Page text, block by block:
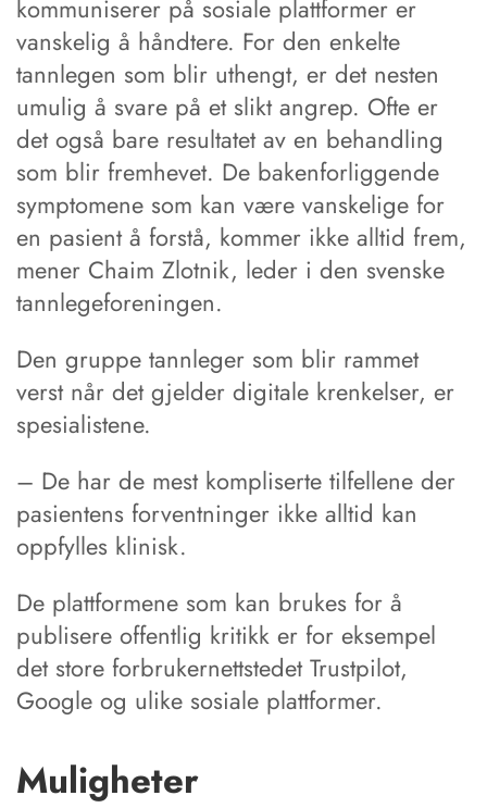
kommuniserer på sosiale plattformer er
vanskelig å håndtere. For den enkelte
tannlegen som blir uthengt, er det nesten
umulig å svare på et slikt angrep. Ofte er
det også bare resultatet av en behandling
som blir fremhevet. De bakenforliggende
symptomene som kan være vanskelige for
en pasient å forstå, kommer ikke alltid frem,
mener Chaim Zlotnik, leder i den svenske
tann­legeforeningen.
Den gruppe tannleger som blir rammet
verst når det gjelder digitale krenkelser, er
spesialistene.
– De har de mest kompliserte tilfellene der
pasientens forventninger ikke alltid kan
oppfylles klinisk.
De plattformene som kan brukes for å
publisere offentlig kritikk er for eksempel
det store forbrukernettstedet Trustpilot,
Google og ulike sosiale plattformer.
Muligheter